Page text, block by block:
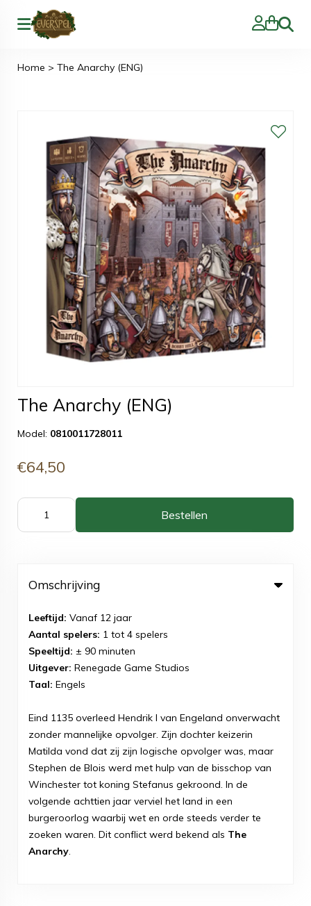
Zoeken
Home > The Anarchy (ENG)
The Anarchy (ENG)
Model: 0810011728011
€64,50
Bestellen
Omschrijving
Leeftijd: Vanaf 12 jaar
Aantal spelers: 1 tot 4 spelers
Speeltijd: ± 90 minuten
Uitgever: Renegade Game Studios
Taal: Engels
Eind 1135 overleed Hendrik I van Engeland onverwacht
zonder mannelijke opvolger. Zijn dochter keizerin
Matilda vond dat zij zijn logische opvolger was, maar
Stephen de Blois werd met hulp van de bisschop van
Winchester tot koning Stefanus gekroond. In de
volgende achttien jaar verviel het land in een
burgeroorlog waarbij wet en orde steeds verder te
zoeken waren. Dit conflict werd bekend als The
Anarchy.